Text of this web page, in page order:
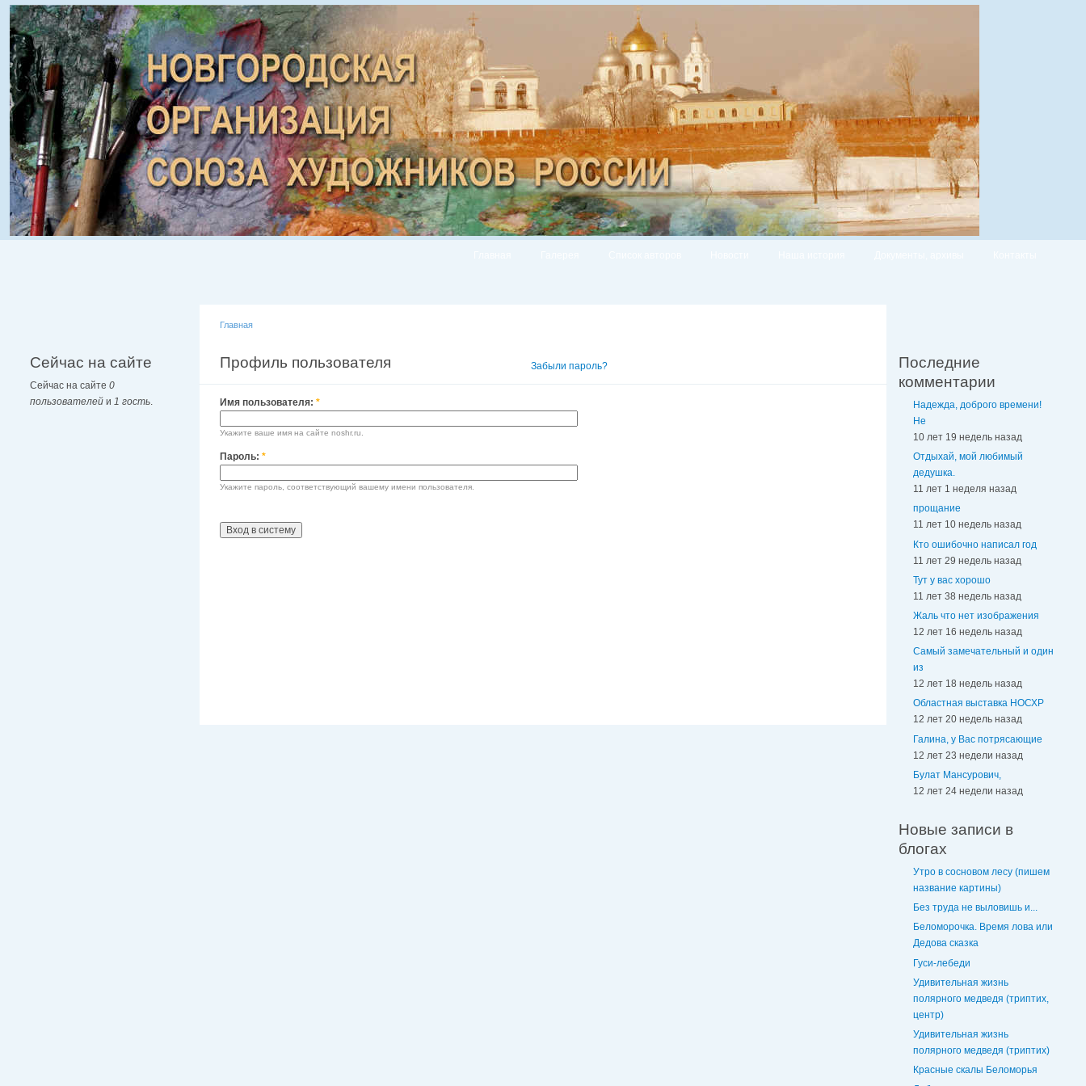
Сейчас на сайте
Сейчас на сайте 0
пользователей и 1 гость.
Главная
Профиль пользователя Забыли пароль?
Имя пользователя: *
Укажите ваше имя на сайте noshr.ru.
Пароль: *
Укажите пароль, соответствующий вашему имени пользователя.
Последние
комментарии
Надежда, доброго времени!
Не
10 лет 19 недель назад
Отдыхай, мой любимый
дедушка.
11 лет 1 неделя назад
прощание
11 лет 10 недель назад
Кто ошибочно написал год
11 лет 29 недель назад
Тут у вас хорошо
11 лет 38 недель назад
Жаль что нет изображения
12 лет 16 недель назад
Самый замечательный и один
из
12 лет 18 недель назад
Областная выставка НОСХР
12 лет 20 недель назад
Галина, у Вас потрясающие
12 лет 23 недели назад
Булат Мансурович,
12 лет 24 недели назад
Новые записи в
блогах
Утро в сосновом лесу (пишем
название картины)
Без труда не выловишь и...
Беломорочка. Время лова или
Дедова сказка
Гуси-лебеди
Удивительная жизнь
полярного медведя (триптих,
центр)
Удивительная жизнь
полярного медведя (триптих)
Красные скалы Беломорья